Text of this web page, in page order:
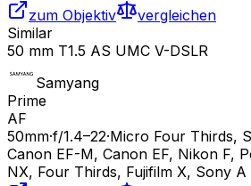
zum Objektiv
vergleichen
Similar
50 mm T1.5 AS UMC V-DSLR
Samyang
Prime
AF
50mm·f/1.4–22·Micro Four Thirds,
Canon EF-M, Canon EF, Nikon F,
NX, Four Thirds, Fujifilm X, Sony A